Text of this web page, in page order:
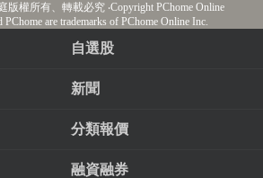
版權所有、轉載必究‧Copyright PChome Online
PChome are trademarks of PChome Online Inc.
自選股
新聞
分類報價
融資融券